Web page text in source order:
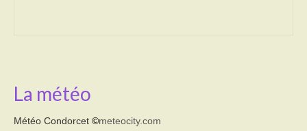
La météo
Météo Condorcet ©meteocity.com